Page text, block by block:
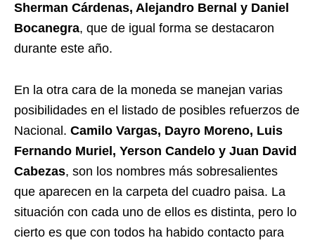
Sherman Cárdenas, Alejandro Bernal y Daniel
Bocanegra, que de igual forma se destacaron
durante este año.
En la otra cara de la moneda se manejan varias
posibilidades en el listado de posibles refuerzos de
Nacional. Camilo Vargas, Dayro Moreno, Luis
Fernando Muriel, Yerson Candelo y Juan David
Cabezas, son los nombres más sobresalientes
que aparecen en la carpeta del cuadro paisa. La
situación con cada uno de ellos es distinta, pero lo
cierto es que con todos ha habido contacto para